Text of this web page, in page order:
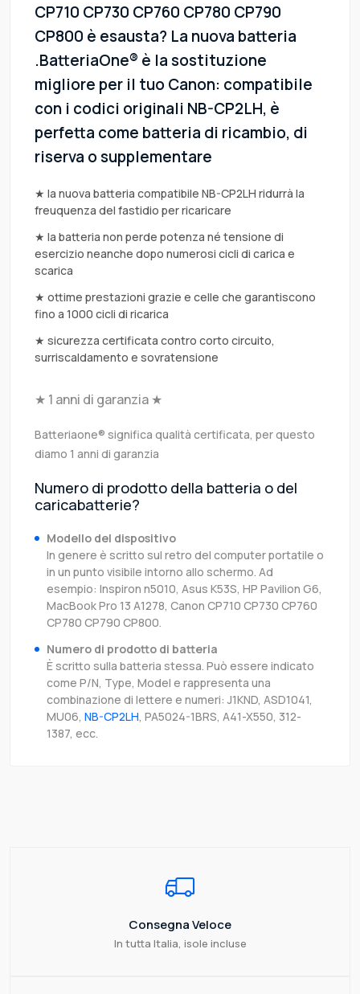
CP710 CP730 CP760 CP780 CP790
CP800 è esausta? La nuova batteria
.BatteriaOne® è la sostituzione
migliore per il tuo Canon: compatibile
con i codici originali NB-CP2LH, è
perfetta come batteria di ricambio, di
riserva o supplementare
★ la nuova batteria compatibile NB-CP2LH ridurrà la
freuquenza del fastidio per ricaricare
★ la batteria non perde potenza né tensione di
esercizio neanche dopo numerosi cicli di carica e
scarica
★ ottime prestazioni grazie e celle che garantiscono
fino a 1000 cicli di ricarica
★ sicurezza certificata contro corto circuito,
surriscaldamento e sovratensione
★ 1 anni di garanzia ★
Batteriaone® significa qualità certificata, per questo
diamo 1 anni di garanzia
Numero di prodotto della batteria o del
caricabatterie?
Modello del dispositivo
In genere è scritto sul retro del computer portatile o
in un punto visibile intorno allo schermo. Ad
esempio: Inspiron n5010, Asus K53S, HP Pavilion G6,
MacBook Pro 13 A1278, Canon CP710 CP730 CP760
CP780 CP790 CP800.
Numero di prodotto di batteria
È scritto sulla batteria stessa. Può essere indicato
come P/N, Type, Model e rappresenta una
combinazione di lettere e numeri: J1KND, ASD1041,
MU06, NB-CP2LH, PA5024-1BRS, A41-X550, 312-
1387, ecc.
Consegna Veloce
In tutta Italia, isole incluse